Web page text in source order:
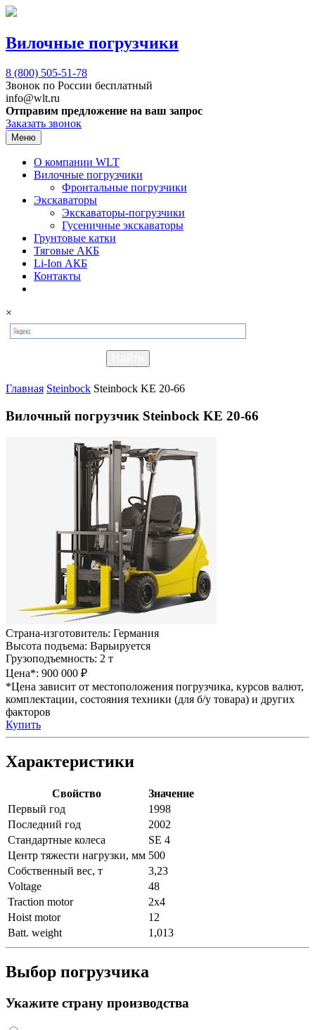
Вилочные погрузчики
8 (800) 505-51-78
Звонок по России бесплатный
info@wlt.ru
Отправим предложение на ваш запрос
Заказать звонок
Меню
О компании WLT
Вилочные погрузчики
Фронтальные погрузчики
Экскаваторы
Экскаваторы-погрузчики
Гусеничные экскаваторы
Грунтовые катки
Тяговые АКБ
Li-Ion АКБ
Контакты
×
Главная Steinbock Steinbock KE 20-66
Вилочный погрузчик Steinbock KE 20-66
Страна-изготовитель: Германия
Высота подъема: Варьируется
Грузоподъемность: 2 т
Цена*: 900 000 ₽
*Цена зависит от местоположения погрузчика, курсов валют,
комплектации, состояния техники (для б/у товара) и других
факторов
Купить
Характеристики
Свойство
Значение
Первый год
1998
Последний год
2002
Стандартные колеса
SE 4
Центр тяжести нагрузки, мм 500
Собственный вес, т
3,23
Voltage
48
Traction motor
2x4
Hoist motor
12
Batt. weight
1,013
Выбор погрузчика
Укажите страну производства